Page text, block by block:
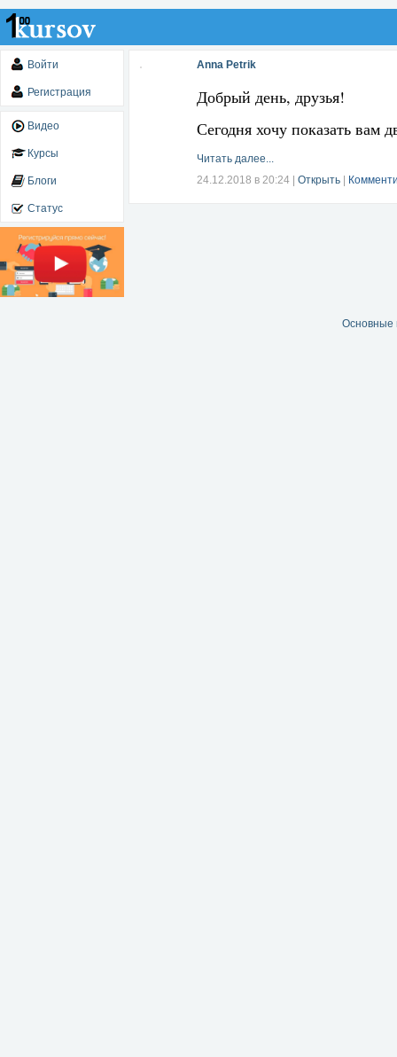
Войти
Регистрация
Видео
Курсы
Блоги
Статус
Anna Petrik
Добрый день, друзья!
Сегодня хочу показать
Читать далее...
24.12.2018 в 20:24
Открыть
Основные